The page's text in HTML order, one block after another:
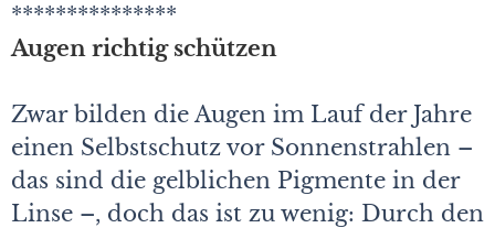
***************
Augen richtig schützen
Zwar bilden die Augen im Lauf der Jahre
einen Selbstschutz vor Sonnenstrahlen –
das sind die gelblichen Pigmente in der
Linse –, doch das ist zu wenig: Durch den